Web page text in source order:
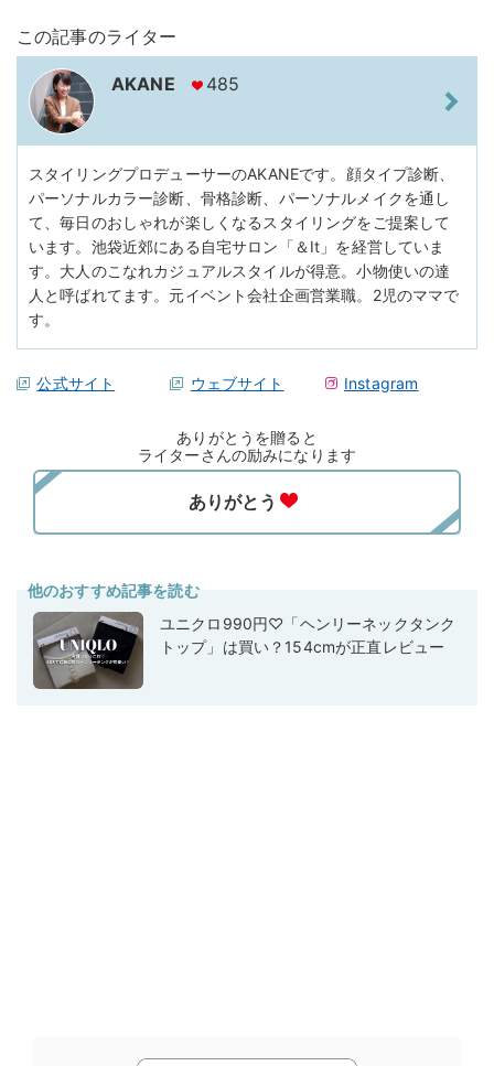
この記事のライター
AKANE 485
スタイリングプロデューサーのAKANEです。顔タイプ診断、
パーソナルカラー診断、骨格診断、パーソナルメイクを通し
て、毎日のおしゃれが楽しくなるスタイリングをご提案して
います。池袋近郊にある自宅サロン「＆It」を経営していま
す。大人のこなれカジュアルスタイルが得意。小物使いの達
人と呼ばれてます。元イベント会社企画営業職。2児のママで
す。
公式サイト ウェブサイト Instagram
ありがとうを贈ると
ライターさんの励みになります
他のおすすめ記事を読む
ユニクロ990円♡「ヘンリーネックタンク
トップ」は買い？154cmが正直レビュー